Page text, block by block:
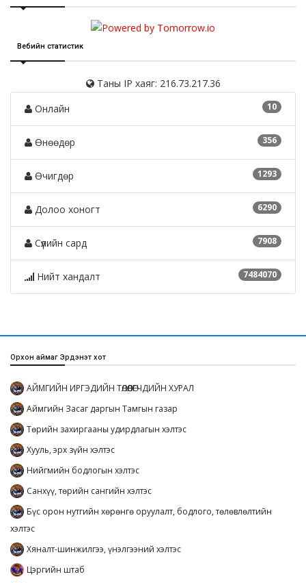
Вебийн статистик
Таны IP хаяг: 216.73.217.36
10
Онлайн
356
Өнөөдөр
1293
Өчигдөр
6290
Долоо хоногт
7908
Сүүлийн сард
7484070
Нийт хандалт
Орхон аймаг Эрдэнэт хот
АЙМГИЙН ИРГЭДИЙН ТӨЛӨӨЛӨГЧДИЙН ХУРАЛ
Аймгийн Засаг даргын Тамгын газар
Төрийн захиргааны удирдлагын хэлтэс
Хууль, эрх зүйн хэлтэс
Нийгмийн бодлогын хэлтэс
Санхүү, төрийн сангийн хэлтэс
Бүс орон нутгийн хөрөнгө оруулалт, бодлого, төлөвлөлтийн
хэлтэс
Хяналт-шинжилгээ, үнэлгээний хэлтэс
Цэргийн штаб